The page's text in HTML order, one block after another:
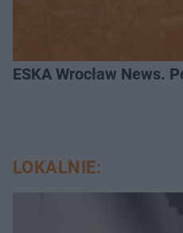
ESKA Wrocław News.
LOKALNIE: